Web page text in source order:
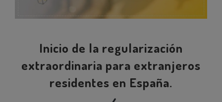
Inicio de la regularización
extraordinaria para extranjeros
residentes en España.